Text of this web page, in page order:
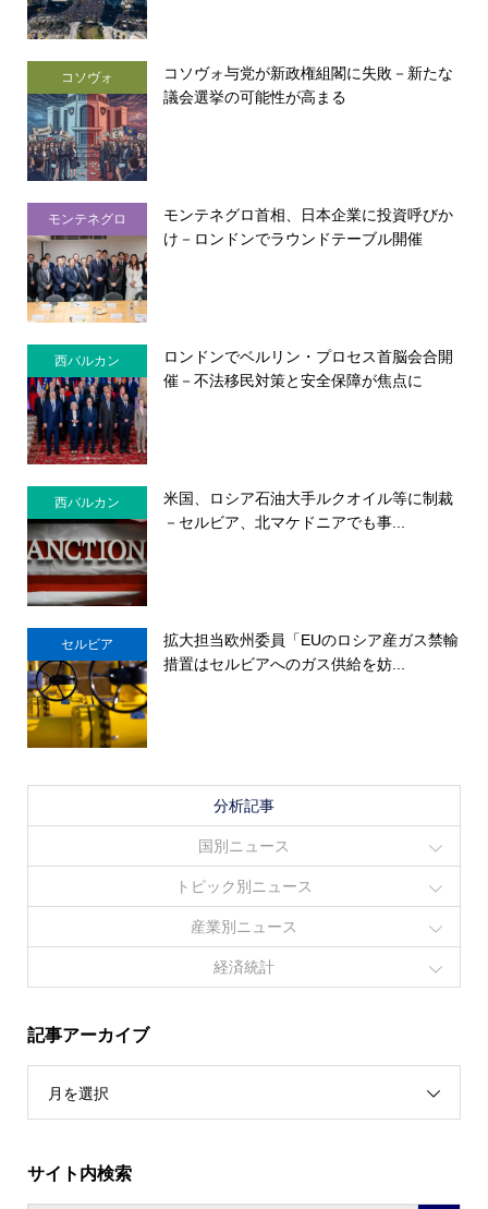
コソヴォ
コソヴォ与党が新政権組閣に失敗－新たな
議会選挙の可能性が高まる
モンテネグロ
モンテネグロ首相、日本企業に投資呼びか
け－ロンドンでラウンドテーブル開催
西バルカン
ロンドンでベルリン・プロセス首脳会合開
催－不法移民対策と安全保障が焦点に
西バルカン
米国、ロシア石油大手ルクオイル等に制裁
－セルビア、北マケドニアでも事...
セルビア
拡大担当欧州委員「EUのロシア産ガス禁輸
措置はセルビアへのガス供給を妨...
分析記事
国別ニュース
トピック別ニュース
産業別ニュース
経済統計
記事アーカイブ
月を選択
サイト内検索